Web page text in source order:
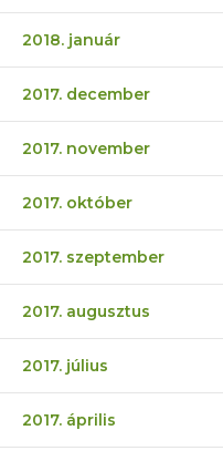
2018. január
2017. december
2017. november
2017. október
2017. szeptember
2017. augusztus
2017. július
2017. április